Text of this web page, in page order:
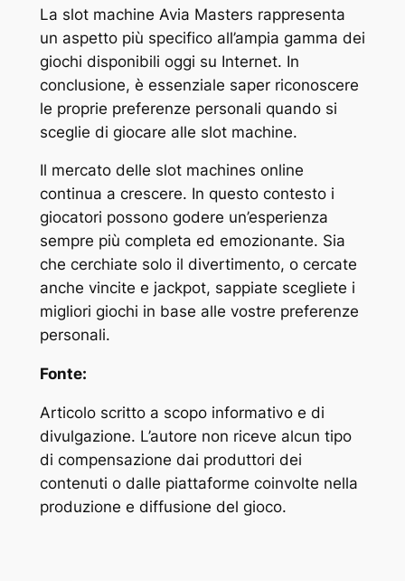
La slot machine Avia Masters rappresenta
un aspetto più specifico all’ampia gamma dei
giochi disponibili oggi su Internet. In
conclusione, è essenziale saper riconoscere
le proprie preferenze personali quando si
sceglie di giocare alle slot machine.
Il mercato delle slot machines online
continua a crescere. In questo contesto i
giocatori possono godere un’esperienza
sempre più completa ed emozionante. Sia
che cerchiate solo il divertimento, o cercate
anche vincite e jackpot, sappiate scegliete i
migliori giochi in base alle vostre preferenze
personali.
Fonte:
Articolo scritto a scopo informativo e di
divulgazione. L’autore non riceve alcun tipo
di compensazione dai produttori dei
contenuti o dalle piattaforme coinvolte nella
produzione e diffusione del gioco.